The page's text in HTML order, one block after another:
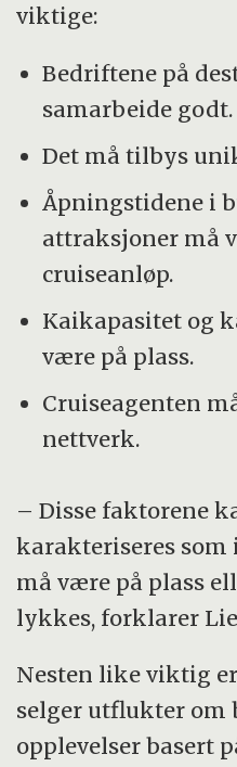
viktige:
Bedriftene på
samarbeide godt.
Det må tilbys
Åpningstidene i
attraksjoner må
cruiseanløp.
Kaikapasitet og
være på plass.
Cruiseagenten
nettverk.
– Disse faktorene
karakteriseres
må være på plass
lykkes, forklarer
Nesten like viktig
selger utflukter om
opplevelser basert